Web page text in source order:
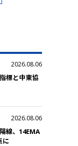
2026.08.06
標と中東協
2026.08.06
線、14EMA
に